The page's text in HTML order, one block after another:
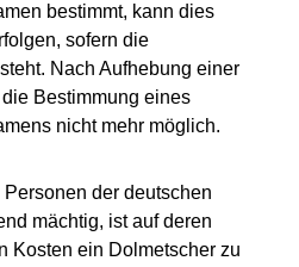
bestimmt, kann dies
sofern die
Nach Aufhebung einer
Bestimmung eines
nicht mehr möglich.
der deutschen
mächtig, ist auf deren
Kosten ein Dolmetscher zu